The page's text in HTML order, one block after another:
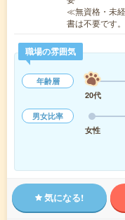
≪無資格・未
書は不要です
職場の雰囲気
年齢層
20代
男女比率
女性
気になる!